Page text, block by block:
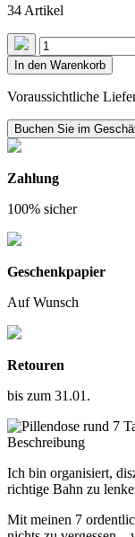
34 Artikel
In den Warenkorb
Voraussichtliche
Buchen Sie im
Zahlung
100% sicher
Geschenkpapier
Auf Wunsch
Retouren
bis zum 31.01.
Beschreibung
Ich bin organisiert,
richtige Bahn zu
Mit meinen 7